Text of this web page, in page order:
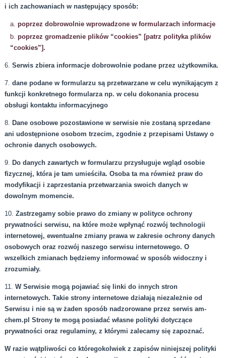
i ich zachowaniach w następujący sposób:
poprzez dobrowolnie wprowadzone w formularzach informacje
poprzez gromadzenie plików “cookies” [patrz polityka plików
“cookies”].
6. Serwis zbiera informacje dobrowolnie podane przez użytkownika.
7.dane podane w formularzu są przetwarzane w celu wynikającym z
funkcji konkretnego formularza np. w celu dokonania procesu
obsługi kontaktu informacyjnego
8. Dane osobowe pozostawione w serwisie nie zostaną sprzedane
ani udostępnione osobom trzecim, zgodnie z przepisami Ustawy o
ochronie danych osobowych.
9. Do danych zawartych w formularzu przysługuje wgląd osobie
fizycznej, która je tam umieściła. Osoba ta ma również praw do
modyfikacji i zaprzestania przetwarzania swoich danych w
dowolnym momencie.
10.Zastrzegamy sobie prawo do zmiany w polityce ochrony
prywatności serwisu, na które może wpłynąć rozwój technologii
internetowej, ewentualne zmiany prawa w zakresie ochrony danych
osobowych oraz rozwój naszego serwisu internetowego. O
wszelkich zmianach będziemy informować w sposób widoczny i
zrozumiały.
11.W Serwisie mogą pojawiać się linki do innych stron
internetowych. Takie strony internetowe działają niezależnie od
Serwisu i nie są w żaden sposób nadzorowane przez serwis am-
chem.pl Strony te mogą posiadać własne polityki dotyczące
prywatności oraz regulaminy, z którymi zalecamy się zapoznać.
W razie wątpliwości co któregokolwiek z zapisów niniejszej polityki